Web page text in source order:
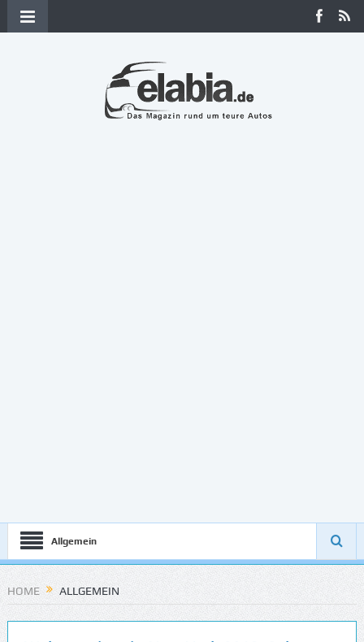
Allgemein
HOME ALLGEMEIN